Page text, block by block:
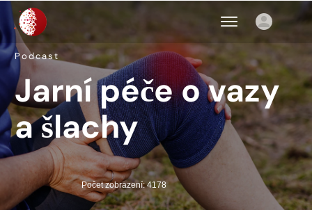
Podcast
Jarní péče o vazy
a šlachy
Počet zobrazení: 4178